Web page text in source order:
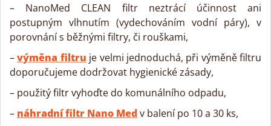
– NanoMed CLEAN filtr neztrácí účinnost ani
postupným vlhnutím (vydechováním vodní páry), v
porovnání s běžnými filtry, či rouškami,
–výměna filtru je velmi jednoduchá, při výměně filtru
doporučujeme dodržovat hygienické zásady,
– použitý filtr vyhoďte do komunálního odpadu,
– náhradní filtr Nano Medv balení po 10 a 30 ks,